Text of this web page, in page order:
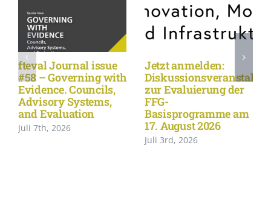
fteval Journal issue
#58 – Governing with
Evidence. Councils,
Advisory Systems,
and Evaluation
Juli 7th, 2026
Jetzt anmelden:
zur Evaluierung der
FFG-
Basisprogramme am
17. August 2026
Juli 3rd, 2026